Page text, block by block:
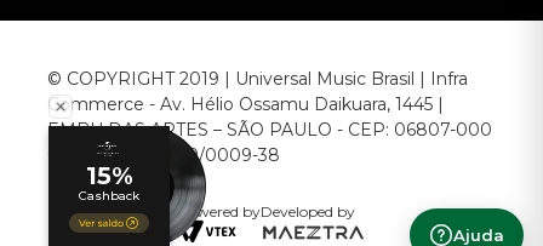
Ajuda
© COPYRIGHT 2019 | Universal Music Brasil | Infra
Commerce - Av. Hélio Ossamu Daikuara, 1445 |
EMBU DAS ARTES – SÃO PAULO - CEP: 06807-000
CNPJ: 00.952.789/0009-38
Powered byDeveloped by